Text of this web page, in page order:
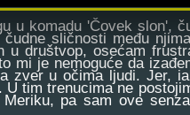
u komadu 'Čovek slon',
sličnosti među
u društvop, osećam
mi je nemoguće da
zver u očima ljudi. Jer,
tim trenucima ne
pa sam ove